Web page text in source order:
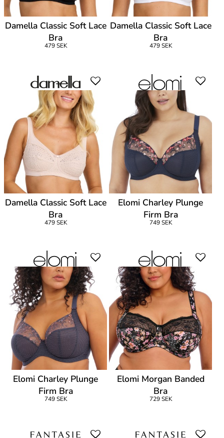
Damella Classic Soft Lace
Bra
479 SEK
Damella Classic Soft Lace
Bra
479 SEK
Damella Classic Soft Lace
Bra
479 SEK
Elomi Charley Plunge
Firm Bra
749 SEK
Elomi Charley Plunge
Firm Bra
749 SEK
Elomi Morgan Banded
Bra
729 SEK